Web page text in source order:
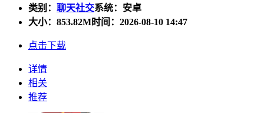
类别： 聊天社交系统：安卓
大小： 853.82M时间：2026-08-10 14:47
点击下载
详情
相关
推荐